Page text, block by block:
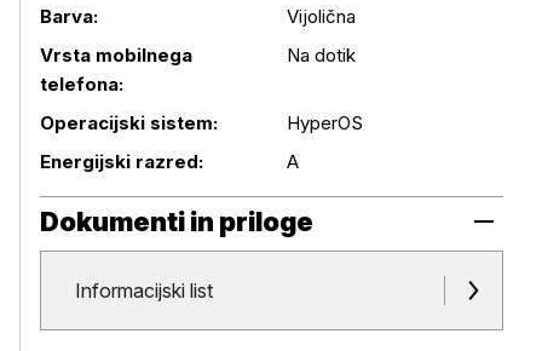
Podrobnosti izdelka
Barva:
Vijolična
Vrsta mobilnega
telefona:
Na dotik
Operacijski sistem:
HyperOS
Energijski razred:
A
Dokumenti in priloge
Dokumenti in priloge
Informacijski list